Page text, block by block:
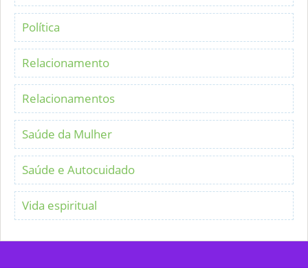
Política
Relacionamento
Relacionamentos
Saúde da Mulher
Saúde e Autocuidado
Vida espiritual